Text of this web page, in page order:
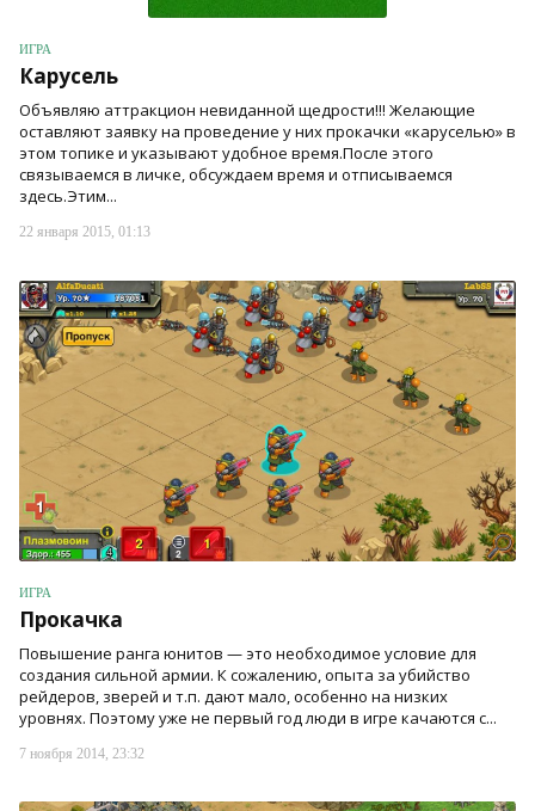
ИГРА
Карусель
Объявляю аттракцион невиданной щедрости!!! Желающие
оставляют заявку на проведение у них прокачки «каруселью» в
этом топике и указывают удобное время.После этого
связываемся в личке, обсуждаем время и отписываемся
здесь.Этим...
22 января 2015, 01:13
ИГРА
Прокачка
Повышение ранга юнитов — это необходимое условие для
создания сильной армии. К сожалению, опыта за убийство
рейдеров, зверей и т.п. дают мало, особенно на низких
уровнях. Поэтому уже не первый год люди в игре качаются с...
7 ноября 2014, 23:32